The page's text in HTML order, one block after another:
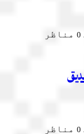
0 مناظر
0 مناظر